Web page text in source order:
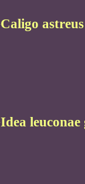
Caligo
Idea